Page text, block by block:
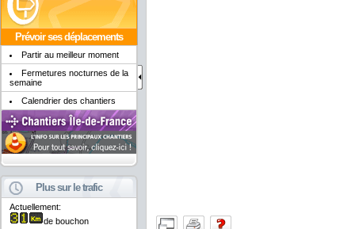
Prévoir ses déplacements
Partir au meilleur moment
Fermetures nocturnes de la
semaine
Calendrier des chantiers
Plus sur le trafic
Actuellement:
de bouchon